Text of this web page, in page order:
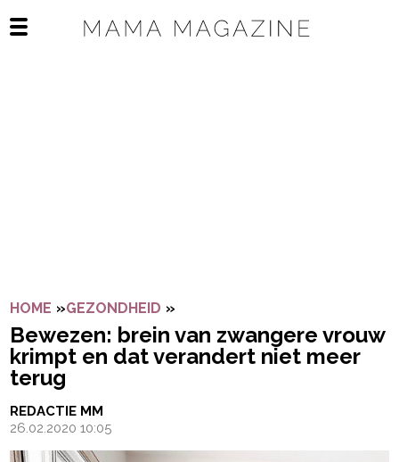
Open het mobiele menu
HOME »GEZONDHEID »
Bewezen: brein van zwangere vrouw
krimpt en dat verandert niet meer
terug
REDACTIE MM
26.02.2020 10:05